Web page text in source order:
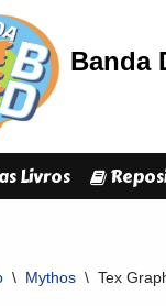
Banda
Livros
\ Mythos \ Tex